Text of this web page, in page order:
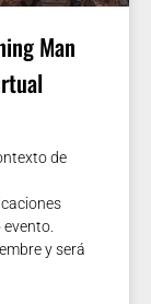
Man
de
y será